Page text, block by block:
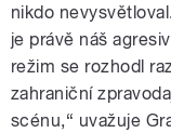
nikdo
je právě náš
režim se rozhodl
zahraniční
scénu,“ uvažuje